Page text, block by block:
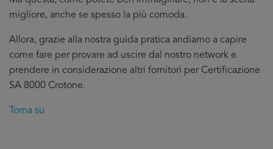
migliore, anche se spesso la più comoda.
Allora, grazie alla nostra guida pratica andiamo a capire
come fare per provare ad uscire dal nostro network e
prendere in considerazione altri fornitori per Certificazione
SA 8000 Crotone.
Torna su